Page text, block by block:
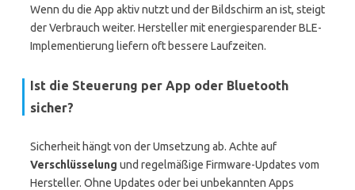
Wenn du die App aktiv nutzt und der Bildschirm an ist, steigt
der Verbrauch weiter. Hersteller mit energiesparender BLE-
Implementierung liefern oft bessere Laufzeiten.
Ist die Steuerung per App oder Bluetooth
sicher?
Sicherheit hängt von der Umsetzung ab. Achte auf
Verschlüsselung und regelmäßige Firmware-Updates vom
Hersteller. Ohne Updates oder bei unbekannten Apps